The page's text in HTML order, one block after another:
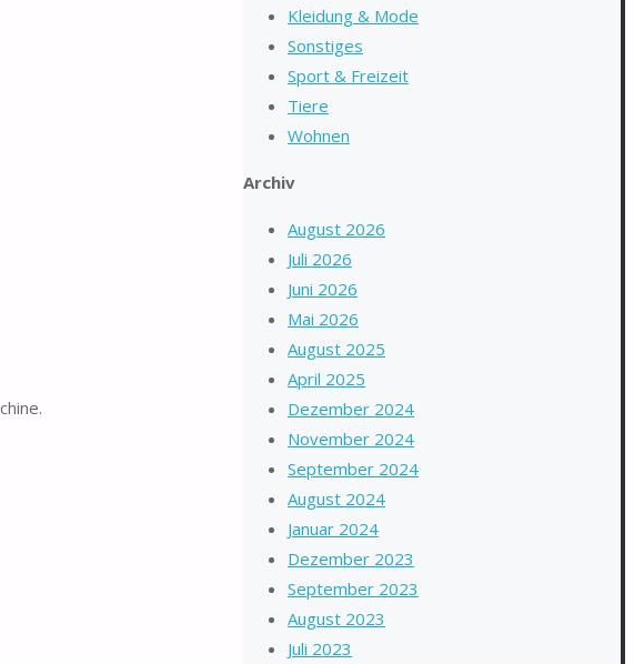
Kleidung & Mode
Sonstiges
Sport & Freizeit
Tiere
Wohnen
Archiv
August 2026
Juli 2026
Juni 2026
Mai 2026
August 2025
April 2025
Dezember 2024
November 2024
September 2024
August 2024
Januar 2024
Dezember 2023
September 2023
August 2023
Juli 2023